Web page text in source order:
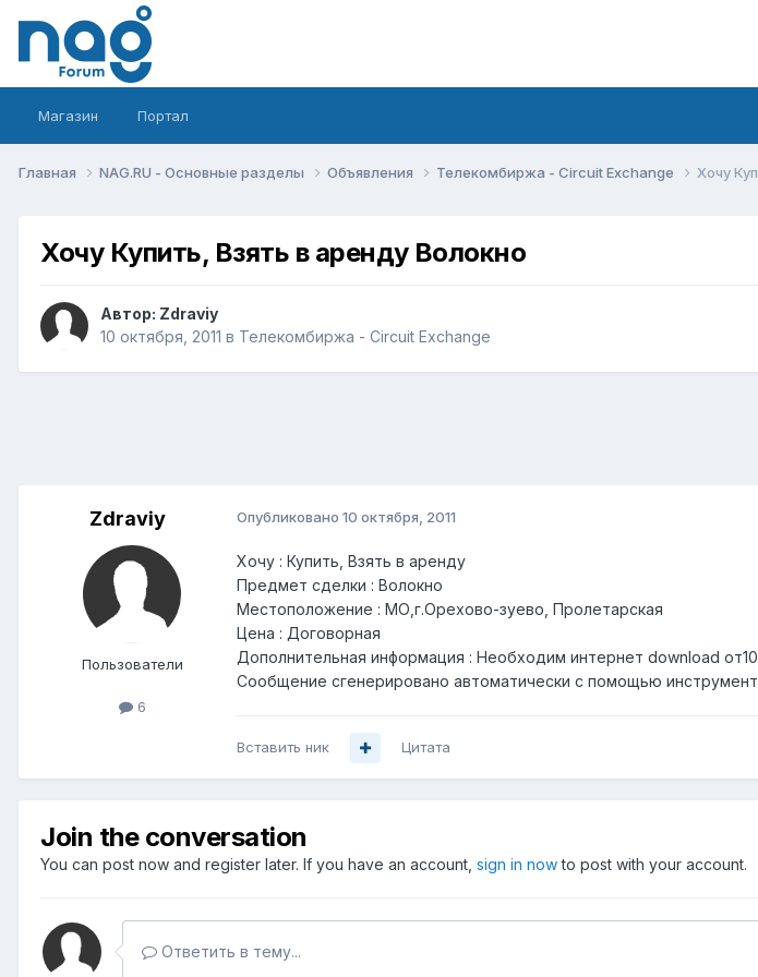
Магазин Портал
Главная NAG.RU - Основные разделы Объявления Телекомбиржа - Circuit Exchange Хочу
Хочу Купить, Взять в аренду Волокно
Автор: Zdraviy
10 октября, 2011 в Телекомбиржа - Circuit Exchange
Zdraviy
Пользователи
6
Опубликовано 10 октября, 2011
Хочу : Купить, Взять в аренду
Предмет сделки : Волокно
Местоположение : МО,г.Орехово-зуево, Пролетарская
Цена : Договорная
Дополнительная информация : Необходим интернет download
Сообщение сгенерировано автоматически с помощью
Вставить ник Цитата
Join the conversation
You can post now and register later. If you have an account, sign in nowto post with your account.
Ответить в тему...